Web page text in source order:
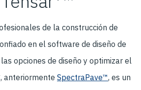
de la construcción de
en el software de diseño de
opciones de diseño y optimizar el
, anteriormente SpectraPave™, es un